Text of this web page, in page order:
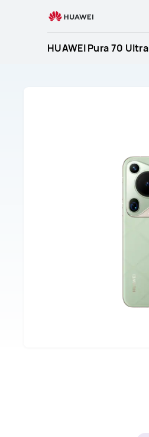
HUAWEI Pura 70 Ultra